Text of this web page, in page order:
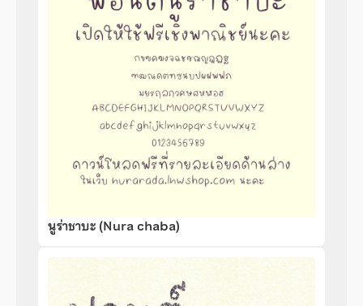
นูร่าชาบะ (Nura chaba)